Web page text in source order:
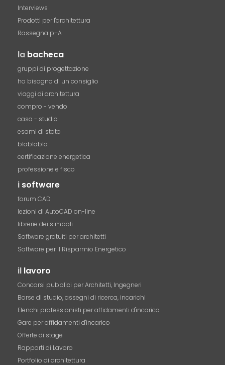
Interviews
Prodotti per l'architettura
Rassegna p+A
la bacheca
gruppi di progettazione
ho bisogno di un consiglio
viaggi di architettura
compro - vendo
casa - studio
esami di stato
blablabla
certificazione energetica
professione e fisco
i software
forum CAD
lezioni di AutoCAD on-line
librerie dei simboli
Software gratuiti per architetti
Software per il Risparmio Energetico
il lavoro
Concorsi pubblici per Architetti, Ingegneri
Borse di studio, assegni di ricerca, incarichi
Elenchi professionisti per affidamenti d'incarico
Gare per affidamenti d'incarico
Offerte di stage
Rapporti di Lavoro
Portfolio di architettura